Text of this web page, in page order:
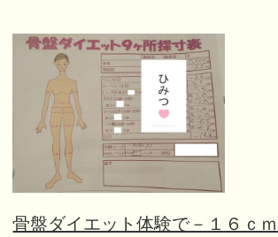
骨盤ダイエット体験で－１６ｃｍ